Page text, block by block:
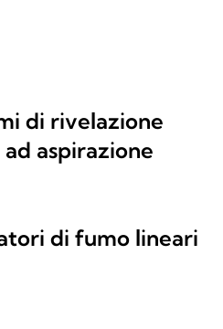
di rivelazione
aspirazione
di fumo lineari